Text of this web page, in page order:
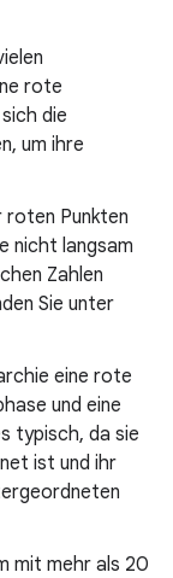
rote
die
um ihre
roten Punkten
nicht langsam
Zahlen
Sie unter
eine rote
und eine
typisch, da sie
ist und ihr
mit mehr als 20